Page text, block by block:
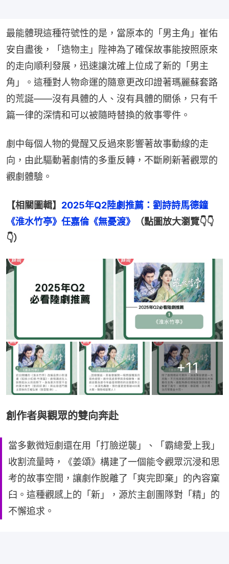
最能體現這種符號性的是，當原本的「男主角」崔佑
安自盡後，「造物主」陛神為了確保故事能按照原來
的走向順利發展，迅速讓沈確上位成了新的「男主
角」。這種對人物命運的隨意更改印證著瑪麗蘇套路
的荒誕——沒有具體的人、沒有具體的關係，只有千
篇一律的深情和可以被隨時替換的敘事零件。
劇中每個人物的覺醒又反過來影響著故事動線的走
向，由此驅動著劇情的多重反轉，不斷刷新著觀眾的
觀劇體驗。
【相關圖輯】 2025年Q2陸劇推薦：劉詩詩馬德鐘
《淮水竹亭》任嘉倫《無憂渡》
（點圖放大瀏覽👇👇
👇）
+11
創作者與觀眾的雙向奔赴
當多數微短劇還在用「打臉逆襲」、「霸總愛上我」
收割流量時，《姜頌》構建了一個能令觀眾沉浸和思
考的故事空間，讓劇作脫離了「爽完即棄」的內容窠
臼。這種觀感上的「新」，源於主創團隊對「精」的
不懈追求。